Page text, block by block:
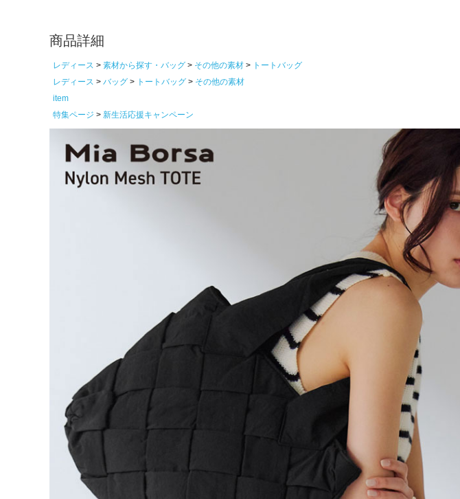
商品詳細
レディース 素材から探す・バッグ その他の素材
トートバッグ
レディース
バッグ トートバッグ
その他の素材
item
特集ページ
新生活応援キャンペーン